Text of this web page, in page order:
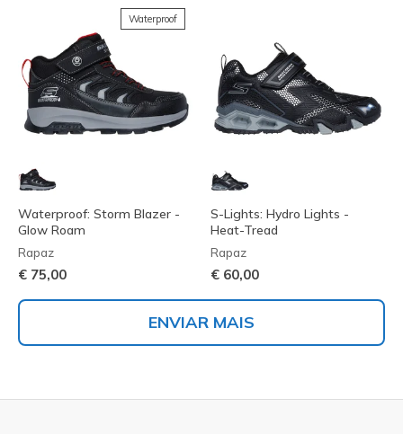
Waterproof
Waterproof: Storm Blazer -
Glow Roam
Rapaz
€ 75,00
S-Lights: Hydro Lights -
Heat-Tread
Rapaz
€ 60,00
ENVIAR MAIS